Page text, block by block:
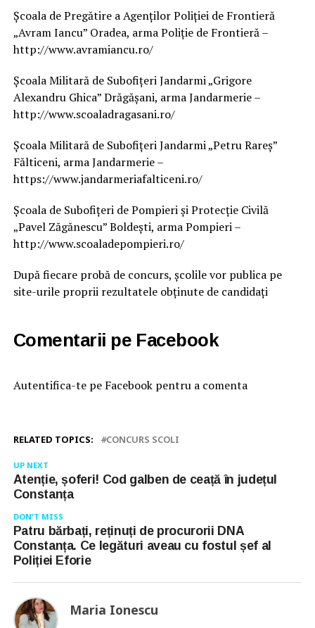
Școala de Pregătire a Agenților Poliției de Frontieră
„Avram Iancu” Oradea, arma Poliție de Frontieră –
http://www.avramiancu.ro/
Școala Militară de Subofițeri Jandarmi „Grigore
Alexandru Ghica” Drăgășani, arma Jandarmerie –
http://www.scoaladragasani.ro/
Școala Militară de Subofițeri Jandarmi „Petru Rareș”
Fălticeni, arma Jandarmerie –
https://www.jandarmeriafalticeni.ro/
Școala de Subofițeri de Pompieri și Protecție Civilă
„Pavel Zăgănescu” Boldești, arma Pompieri –
http://www.scoaladepompieri.ro/
După fiecare probă de concurs, școlile vor publica pe
site-urile proprii rezultatele obținute de candidați
Comentarii pe Facebook
Autentifica-te pe Facebook pentru a comenta
RELATED TOPICS: CONCURS SCOLI
UP NEXT
Atenție, șoferi! Cod galben de ceață în județul
Constanța
DON'T MISS
Patru bărbați, reținuți de procurorii DNA
Constanța. Ce legături aveau cu fostul șef al
Poliției Eforie
Maria Ionescu